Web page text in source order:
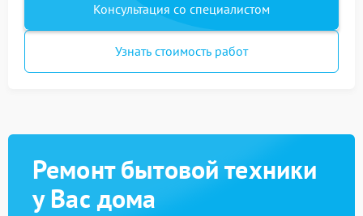
Консультация со специалистом
Узнать стоимость работ
Ремонт бытовой техники
у Вас дома